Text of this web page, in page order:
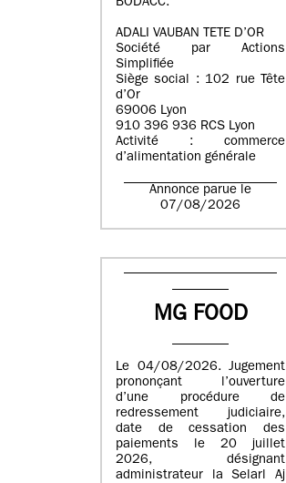
BODACC.
ADALI VAUBAN TETE D’OR
Société par Actions
Simplifiée
Siège social : 102 rue Tête
d’Or
69006 Lyon
910 396 936 RCS Lyon
Activité : commerce
d’alimentation générale
Annonce parue le
07/08/2026
MG FOOD
Le 04/08/2026. Jugement
prononçant l’ouverture
d’une procédure de
redressement judiciaire,
date de cessation des
paiements le 20 juillet
2026, désignant
administrateur la Selarl Aj